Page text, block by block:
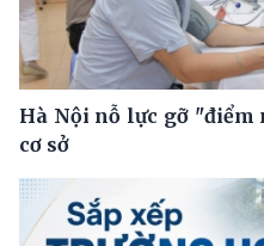
Hà Nội nỗ lực gỡ
cơ sở